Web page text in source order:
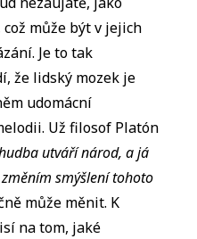
může být v jejich
Je to tak
že lidský mozek je
udomácní
Už filosof Platón
utváří národ, a já
smýšlení tohoto
může měnit. K
na tom, jaké